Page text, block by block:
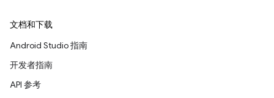
文档和下载
Android Studio 指南
开发者指南
API 参考